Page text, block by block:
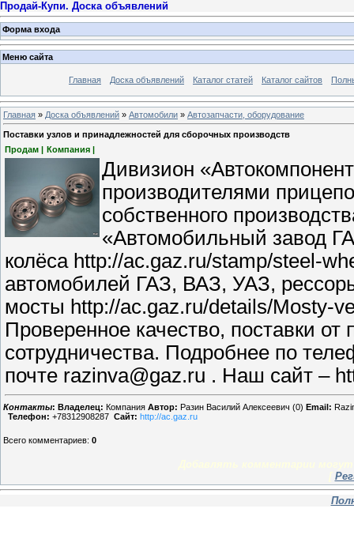
Продай-Купи. Доска объявлений
Форма входа
Меню сайта
Главная Доска объявлений Каталог статей Каталог сайтов
Главная » Доска объявлений » Автомобили » Автозапчасти, оборудование
Поставки узлов и принадлежностей для сборочных производств
Продам | Компания |
Дивизион
производителями
собственного
«Автомобильный завод
колёса http://ac.gaz.ru/stamp/steel-
автомобилей ГАЗ, ВАЗ, УАЗ,
мосты http://ac.gaz.ru/details/Mosty-
Проверенное качество, поставки
сотрудничества. Подробнее по
почте razinva@gaz.ru . Наш сайт –
Контакты: Владелец: Компания Автор: Разин Василий Алексеевич (0) Email:
Телефон: +78312908287 Сайт: http://ac.gaz.ru
Всего комментариев: 0